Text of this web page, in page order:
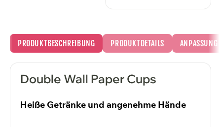
PRODUKTBESCHREIBUNG PRODUKTDETAILS ANPASSUNG
Double Wall Paper Cups
Heiße Getränke und angenehme Hände